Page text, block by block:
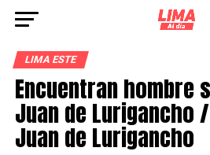
LIMA ESTE
Encuentran hombre
Juan de Lurigancho /
Juan de Lurigancho